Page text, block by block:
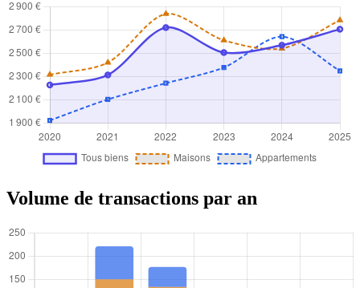
Volume de transactions par an